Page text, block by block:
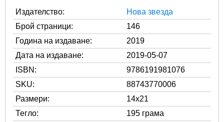
Издателство:
Нова звезда
Брой страници:
146
Година на издаване:
2019
Дата на издаване:
2019-05-07
ISBN:
9786191981076
SKU:
88743770006
Размери:
14x21
Тегло:
195 грама